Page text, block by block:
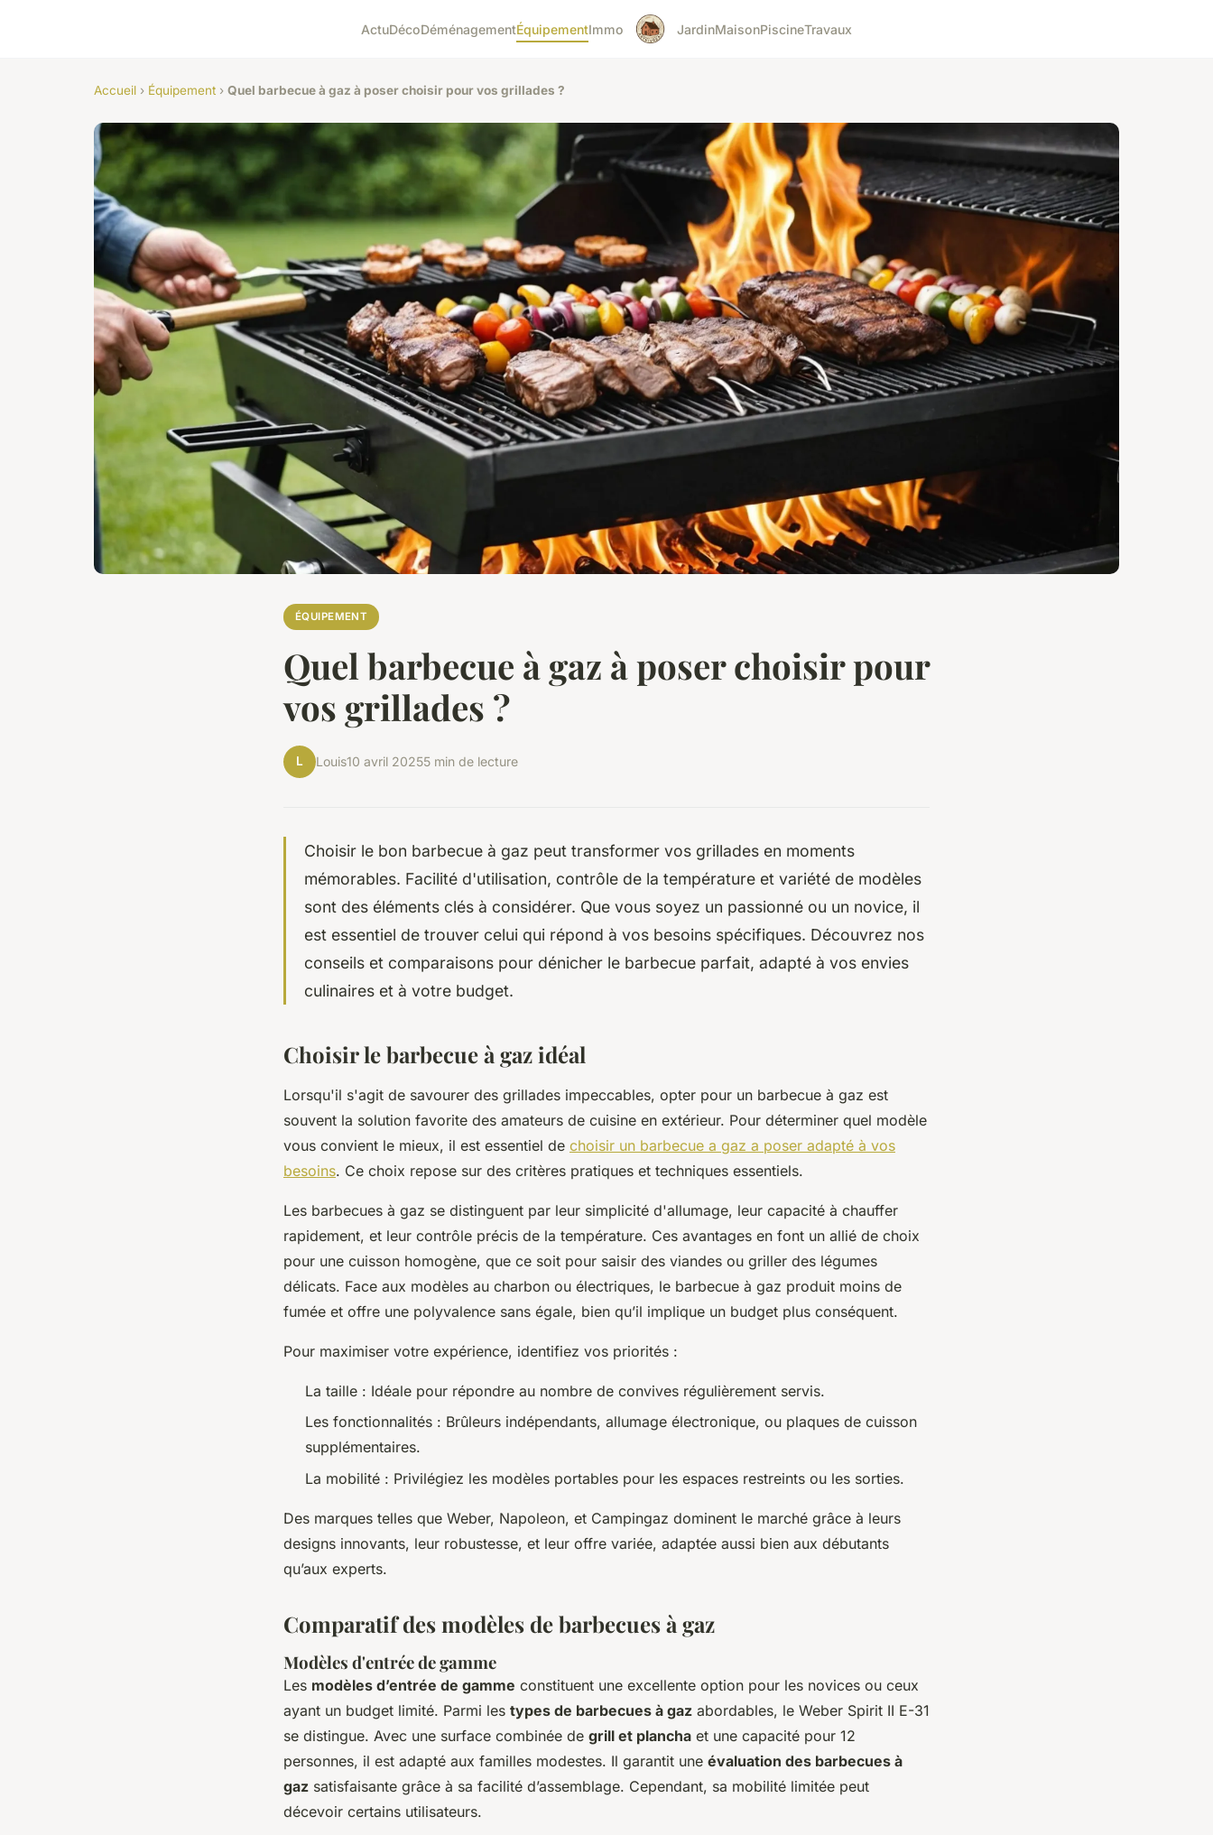
ActuDécoDéménagementÉquipementImmo JardinMaisonPiscineTravaux
Accueil › Équipement › Quel barbecue à gaz à poser choisir pour vos grillades ?
ÉQUIPEMENT
Quel barbecue à gaz à poser choisir pour
vos grillades ?
L Louis10 avril 20255 min de lecture
Choisir le bon barbecue à gaz peut transformer vos grillades en moments
mémorables. Facilité d'utilisation, contrôle de la température et variété de modèles
sont des éléments clés à considérer. Que vous soyez un passionné ou un novice, il
est essentiel de trouver celui qui répond à vos besoins spécifiques. Découvrez nos
conseils et comparaisons pour dénicher le barbecue parfait, adapté à vos envies
culinaires et à votre budget.
Choisir le barbecue à gaz idéal
Lorsqu'il s'agit de savourer des grillades impeccables, opter pour un barbecue à gaz est
souvent la solution favorite des amateurs de cuisine en extérieur. Pour déterminer quel modèle
vous convient le mieux, il est essentiel de choisir un barbecue a gaz a poser adapté à vos
besoins. Ce choix repose sur des critères pratiques et techniques essentiels.
Les barbecues à gaz se distinguent par leur simplicité d'allumage, leur capacité à chauffer
rapidement, et leur contrôle précis de la température. Ces avantages en font un allié de choix
pour une cuisson homogène, que ce soit pour saisir des viandes ou griller des légumes
délicats. Face aux modèles au charbon ou électriques, le barbecue à gaz produit moins de
fumée et offre une polyvalence sans égale, bien qu’il implique un budget plus conséquent.
Pour maximiser votre expérience, identifiez vos priorités :
La taille : Idéale pour répondre au nombre de convives régulièrement servis.
Les fonctionnalités : Brûleurs indépendants, allumage électronique, ou plaques de cuisson
supplémentaires.
La mobilité : Privilégiez les modèles portables pour les espaces restreints ou les sorties.
Des marques telles que Weber, Napoleon, et Campingaz dominent le marché grâce à leurs
designs innovants, leur robustesse, et leur offre variée, adaptée aussi bien aux débutants
qu’aux experts.
Comparatif des modèles de barbecues à gaz
Modèles d'entrée de gamme
Les modèles d’entrée de gamme constituent une excellente option pour les novices ou ceux
ayant un budget limité. Parmi les types de barbecues à gaz abordables, le Weber Spirit II E-31
se distingue. Avec une surface combinée de grill et plancha et une capacité pour 12
personnes, il est adapté aux familles modestes. Il garantit une évaluation des barbecues à
gaz satisfaisante grâce à sa facilité d’assemblage. Cependant, sa mobilité limitée peut
décevoir certains utilisateurs.